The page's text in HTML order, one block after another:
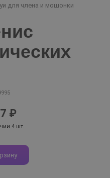
для члена и мошонки
₽
4 шт.